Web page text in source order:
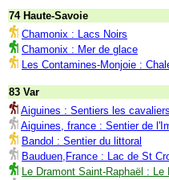
74 Haute-Savoie
Chamonix : Lacs Noirs
Chamonix : Mer de glace
Les Contamines-Monjoie :
83 Var
Aiguines : Sentiers les cavaliers
Aiguines, france : Sentier de
Bandol : Sentier du littoral
Bauduen,France : Lac de St
Le Dramont Saint-Raphaël : Le